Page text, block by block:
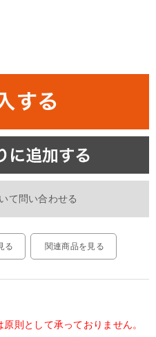
て問い合わせる
関連商品を見る
る
則として承っておりません。